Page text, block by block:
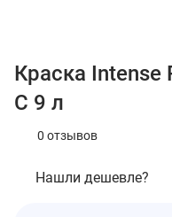
Краска Intense
C 9 л
0 отзывов
Нашли дешевле?